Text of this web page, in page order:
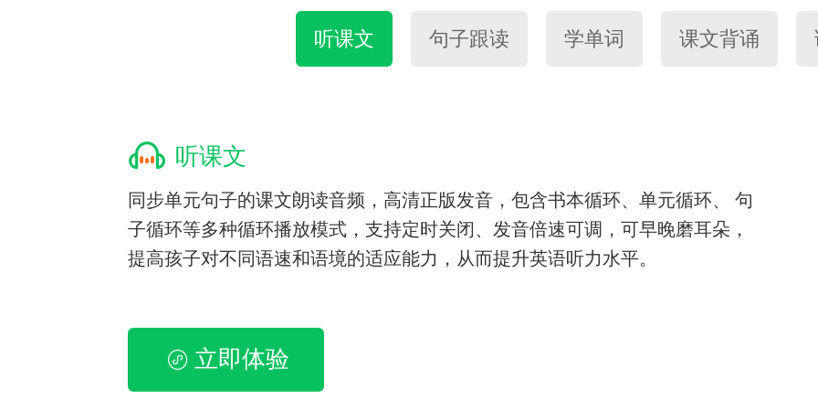
听课文 句子跟读 学单词 课文背诵
听课文
同步单元句子的课文朗读音频，高清正版发音，包含书本循环、单元循环、 句
子循环等多种循环播放模式，支持定时关闭、发音倍速可调，可早晚磨耳朵，
提高孩子对不同语速和语境的适应能力，从而提升英语听力水平。
立即体验